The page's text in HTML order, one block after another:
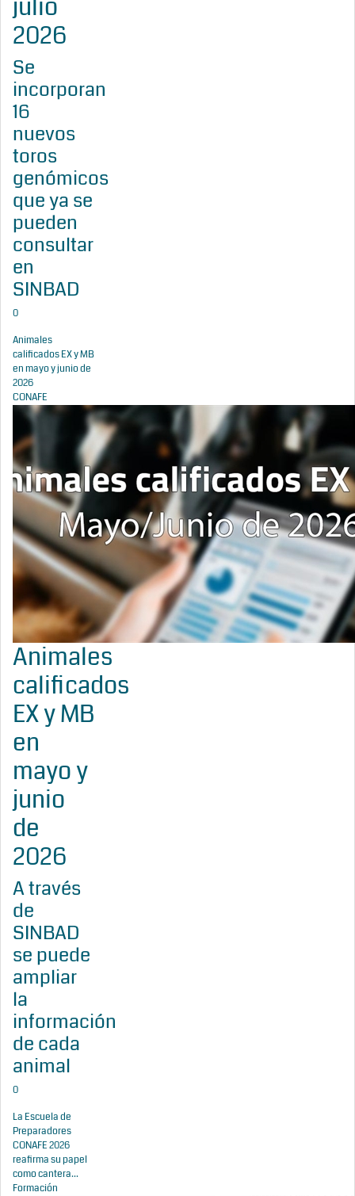
julio
2026
Se
incorporan
16
nuevos
toros
genómicos
que ya se
pueden
consultar
en
SINBAD
0
Animales
calificados EX y MB
en mayo y junio de
2026
CONAFE
Animales
calificados
EX y MB
en
mayo y
junio
de
2026
A través
de
SINBAD
se puede
ampliar
la
información
de cada
animal
0
La Escuela de
Preparadores
CONAFE 2026
reafirma su papel
como cantera...
Formación